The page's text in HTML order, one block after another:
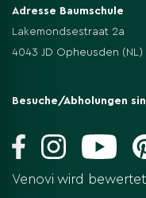
Adresse Baumschule
Lakemondsestraat 2a
4043 JD Opheusden (NL)
Besuche/Abholungen
Venovi wird